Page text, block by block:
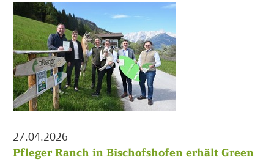
27.04.2026
Pfleger Ranch in Bischofshofen erhält Green